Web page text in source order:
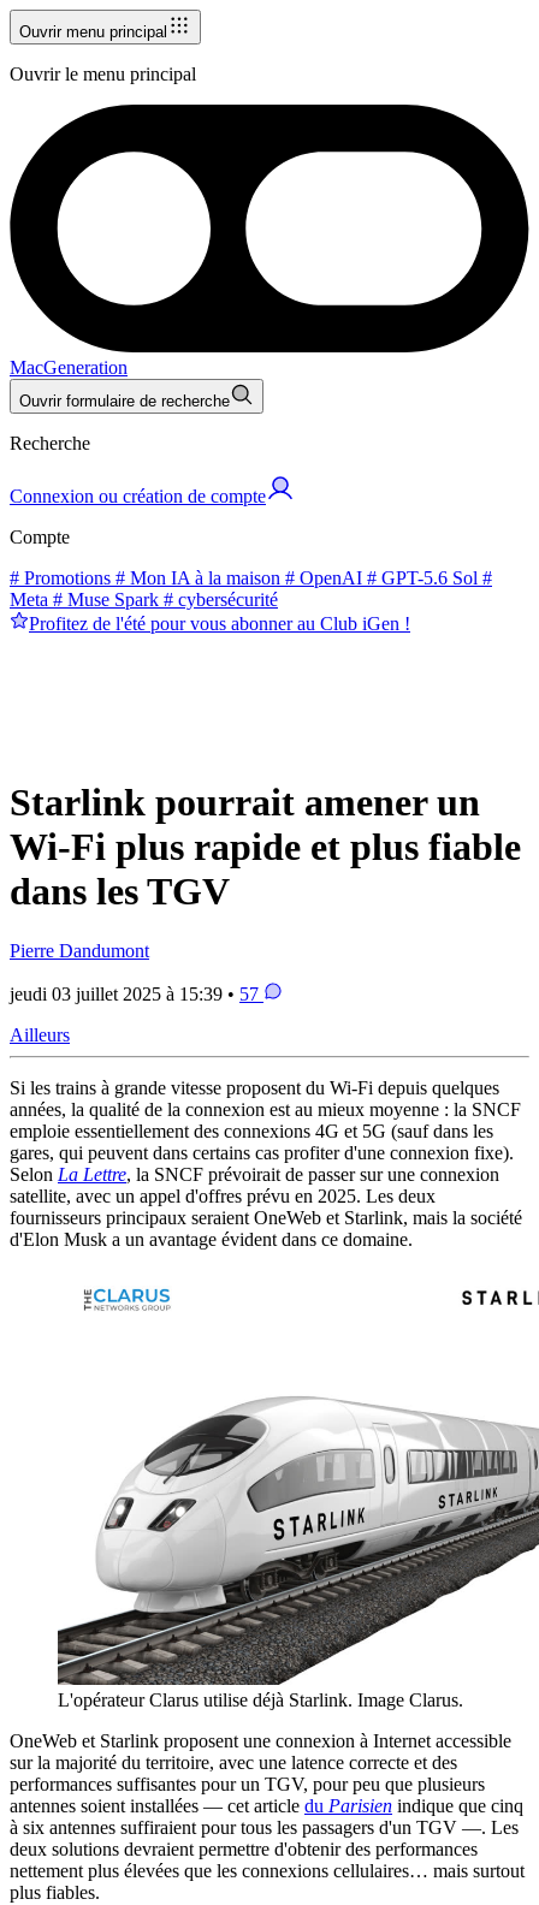
Ouvrir menu principal
Ouvrir le menu principal
MacGeneration
Ouvrir formulaire de recherche
Recherche
Connexion ou création de compte
Compte
# Promotions # Mon IA à la maison # OpenAI # GPT-5.6 Sol #
Meta # Muse Spark # cybersécurité
Profitez de l'été pour vous abonner au Club iGen !
Starlink pourrait amener un
Wi-Fi plus rapide et plus fiable
dans les TGV
Pierre Dandumont
jeudi 03 juillet 2025 à 15:39 • 57
Ailleurs
Si les trains à grande vitesse proposent du Wi-Fi depuis quelques
années, la qualité de la connexion est au mieux moyenne : la SNCF
emploie essentiellement des connexions 4G et 5G (sauf dans les
gares, qui peuvent dans certains cas profiter d'une connexion fixe).
Selon La Lettre, la SNCF prévoirait de passer sur une connexion
satellite, avec un appel d'offres prévu en 2025. Les deux
fournisseurs principaux seraient OneWeb et Starlink, mais la société
d'Elon Musk a un avantage évident dans ce domaine.
L'opérateur Clarus utilise déjà Starlink. Image Clarus.
OneWeb et Starlink proposent une connexion à Internet accessible
sur la majorité du territoire, avec une latence correcte et des
performances suffisantes pour un TGV, pour peu que plusieurs
antennes soient installées — cet article du Parisien indique que cinq
à six antennes suffiraient pour tous les passagers d'un TGV —. Les
deux solutions devraient permettre d'obtenir des performances
nettement plus élevées que les connexions cellulaires… mais surtout
plus fiables.